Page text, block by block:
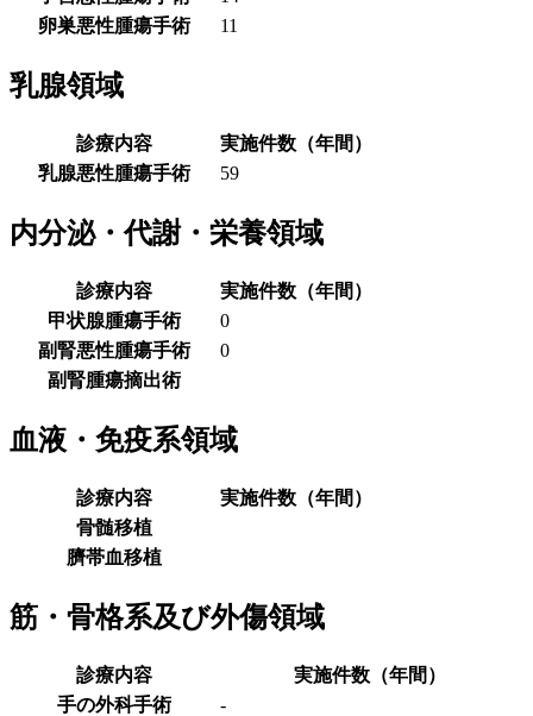
卵巣悪性腫瘍手術
11
乳腺領域
診療内容
実施件数（年間）
乳腺悪性腫瘍手術
59
内分泌・代謝・栄養領域
診療内容
実施件数（年間）
甲状腺腫瘍手術
0
副腎悪性腫瘍手術
0
副腎腫瘍摘出術
血液・免疫系領域
診療内容
実施件数（年間）
骨髄移植
臍帯血移植
筋・骨格系及び外傷領域
診療内容
実施件数（年間）
手の外科手術
-